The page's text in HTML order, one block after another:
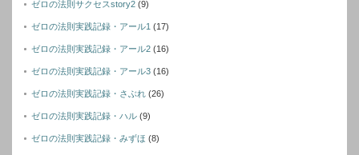
ゼロの法則サクセスstory2 (9)
ゼロの法則実践記録・アール1 (17)
ゼロの法則実践記録・アール2 (16)
ゼロの法則実践記録・アール3 (16)
ゼロの法則実践記録・さぶれ (26)
ゼロの法則実践記録・ハル (9)
ゼロの法則実践記録・みずほ (8)